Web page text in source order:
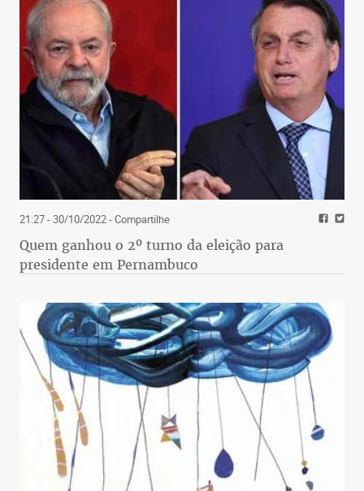
21:27 - 30/10/2022- Compartilhe
Quem ganhou o 2º turno da eleição para
presidente em Pernambuco